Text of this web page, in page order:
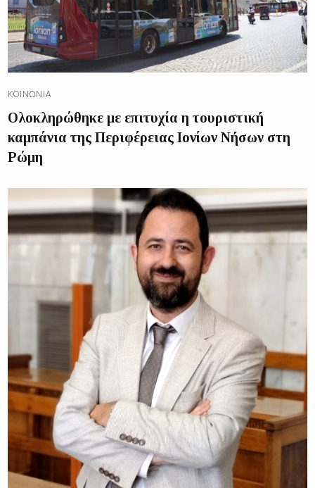
ΚΟΙΝΩΝΊΑ
Ολοκληρώθηκε με επιτυχία η τουριστική
καμπάνια της Περιφέρειας Ιονίων Νήσων στη
Ρώμη